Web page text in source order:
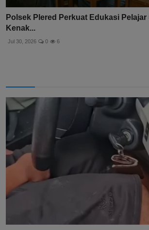
Polsek Plered Perkuat Edukasi
Kenak...
Jul 30, 2026 0 6